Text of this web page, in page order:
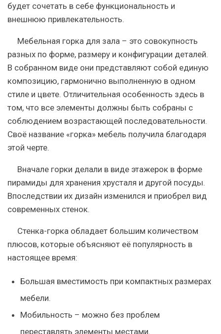
будет сочетать в себе функциональность и
внешнюю привлекательность.
Мебельная горка для зала – это совокупность
разных по форме, размеру и конфигурации деталей.
В собранном виде они представляют собой единую
композицию, гармонично выполненную в одном
стиле и цвете. Отличительная особенность здесь в
том, что все элементы должны быть собраны с
соблюдением возрастающей последовательности.
Своё название «горка» мебель получила благодаря
этой черте.
Вначале горки делали в виде этажерок в форме
пирамиды для хранения хрусталя и другой посуды.
Впоследствии их дизайн изменился и приобрел вид
современных стенок.
Стенка-горка обладает большим количеством
плюсов, которые объясняют её популярность в
настоящее время:
Большая вместимость при компактных размерах
мебели.
Мобильность – можно без проблем
переставлять элементы местами.